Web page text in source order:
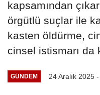
kapsamından
örgütlü suçlar ile
kasten öldürme,
cinsel istismarı da
GÜNDEM 24 Aralık 2025